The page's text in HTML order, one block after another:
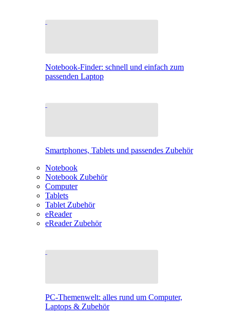
Notebook-Finder: schnell und einfach zum
passenden Laptop
Smartphones, Tablets und passendes Zubehör
Notebook
Notebook Zubehör
Computer
Tablets
Tablet Zubehör
eReader
eReader Zubehör
PC-Themenwelt: alles rund um Computer,
Laptops & Zubehör